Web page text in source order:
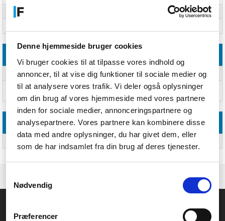
Denne hjemmeside bruger cookies
Vi bruger cookies til at tilpasse vores indhold og
annoncer, til at vise dig funktioner til sociale medier og
til at analysere vores trafik. Vi deler også oplysninger
om din brug af vores hjemmeside med vores partnere
inden for sociale medier, annonceringspartnere og
analysepartnere. Vores partnere kan kombinere disse
data med andre oplysninger, du har givet dem, eller
som de har indsamlet fra din brug af deres tjenester.
Nødvendig
Præferencer
Driftstemperatur (T-T) -20 - 40 °C
Relativ luftfugtighed ved drift
30 - 70%
Emballeringsdata
CVR.: 26208637